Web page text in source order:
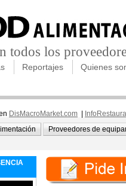
todos los
Reportajes Quienes
DisMacroMarket.com
Proveedores de